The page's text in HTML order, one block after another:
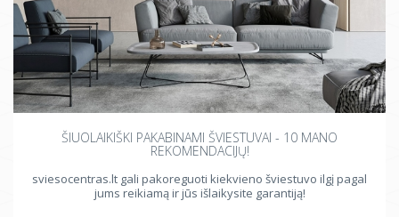
ŠIUOLAIKIŠKI PAKABINAMI ŠVIESTUVAI - 10 MANO
REKOMENDACIJŲ!
sviesocentras.lt gali pakoreguoti kiekvieno šviestuvo ilgį pagal
jums reikiamą ir jūs išlaikysite garantiją!